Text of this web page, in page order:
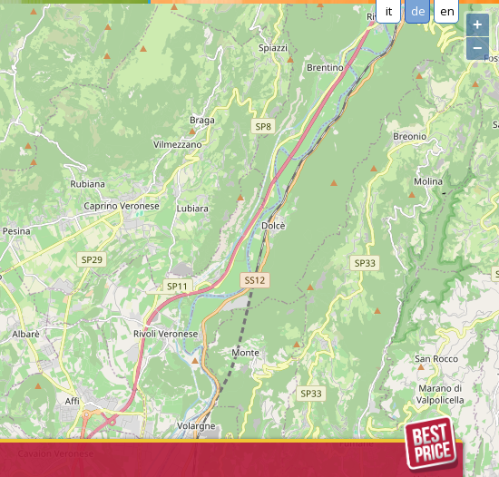
it de en
+
−